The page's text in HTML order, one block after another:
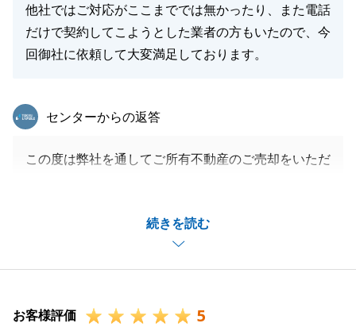
他社ではご対応がここまででは無かったり、また電話
だけで契約してこようとした業者の方もいたので、今
回御社に依頼して大変満足しております。
続きを読む
東急リバブル
センターからの返答
この度は弊社を通してご所有不動産のご売却をいただ
無事にお取引を終えることができたのもN様のいつも
迅速でご丁寧なご対応のおかげでございます。
今後とも不動産に関するご相談等ございましたらお気
お客様評価 5